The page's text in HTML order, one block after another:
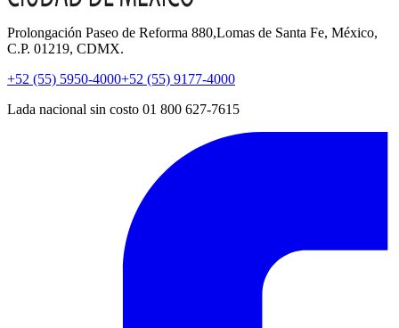
Prolongación Paseo de Reforma 880,Lomas de Santa Fe, México,
C.P. 01219, CDMX.
+52 (55) 5950-4000+52 (55) 9177-4000
Lada nacional sin costo 01 800 627-7615